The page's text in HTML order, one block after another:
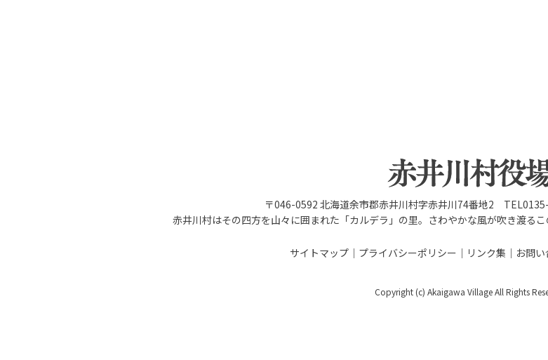
〒046-0592 北海道余市郡赤井川村字赤井川74番地2
赤井川村はその四方を山々に囲まれた「カルデラ」の里。さわやかな風が吹き渡る
サイトマップ プライバシーポリシー リンク集 お問
Copyright (c) Akaigawa Village All Rights